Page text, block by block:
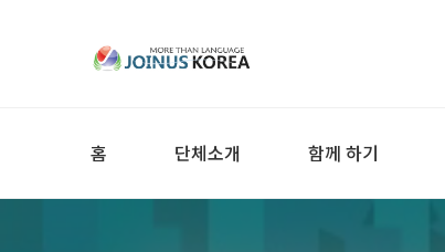
홈 단체소개 함께 하기